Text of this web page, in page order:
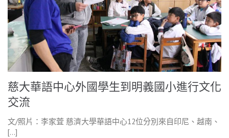
慈大華語中心外國學生到明義國小進行文化
交流
文/照片：李家萓 慈濟大學華語中心12位分別來自印尼、越南、
[…]